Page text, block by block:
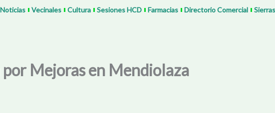
Noticias Vecinales Cultura Sesiones HCD Farmacias Directorio Comercial
Mejoras en Mendiolaza